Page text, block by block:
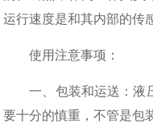
运行速度是和其内部的传
使用注意事项：
一、包装和运送：液压
要十分的慎重，不管是包